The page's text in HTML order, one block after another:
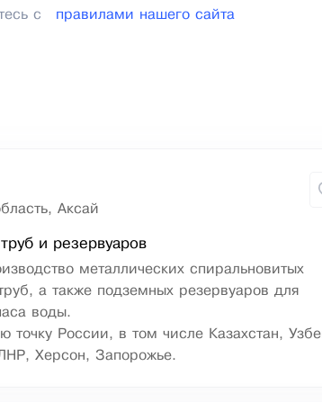
с правилами нашего сайта
Аксай
и резервуаров
металлических спиральновитых
а также подземных резервуаров для
воды.
точку России, в том числе Казахстан,
Херсон, Запорожье.